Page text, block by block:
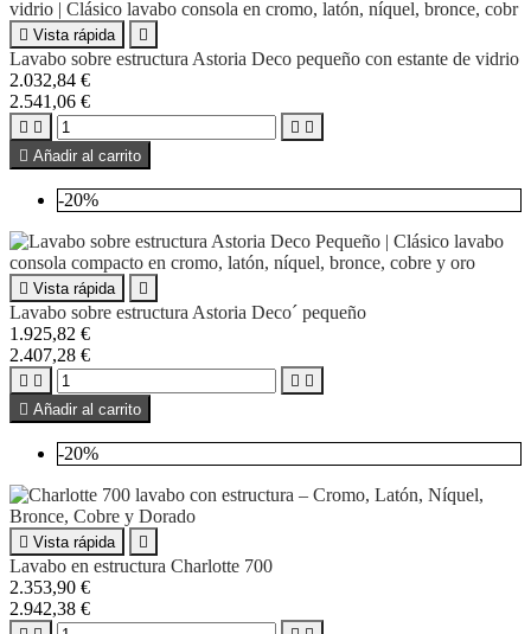
 Vista rápida 
Lavabo sobre estructura Astoria Deco pequeño con estante de vidrio
2.032,84 €
2.541,06 €
   
 Añadir al carrito
-20%
 Vista rápida 
Lavabo sobre estructura Astoria Deco´ pequeño
1.925,82 €
2.407,28 €
   
 Añadir al carrito
-20%
 Vista rápida 
Lavabo en estructura Charlotte 700
2.353,90 €
2.942,38 €